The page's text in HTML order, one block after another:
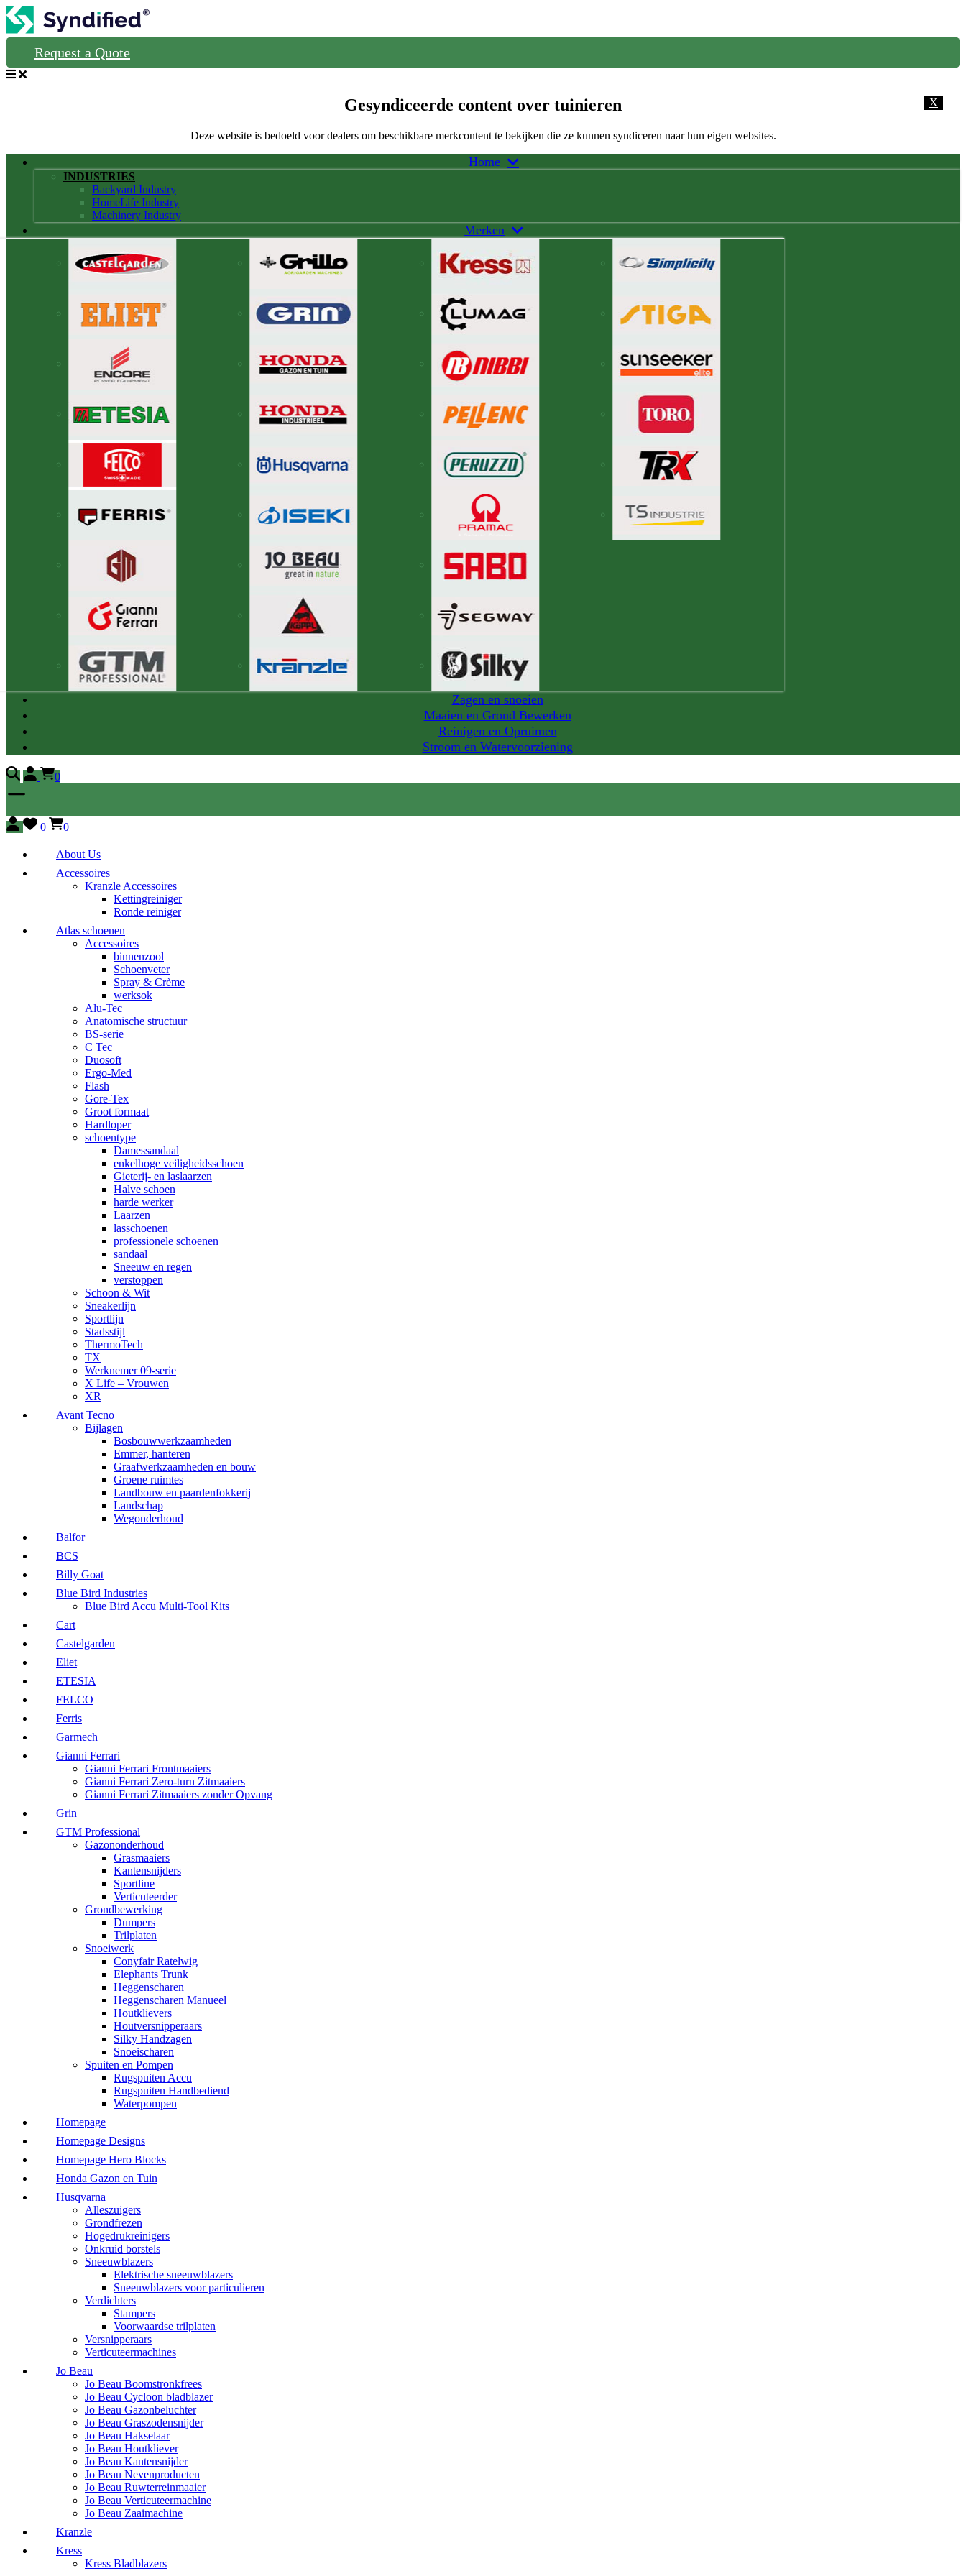
Request a Quote
X
Gesyndiceerde content over tuinieren
Deze website is bedoeld voor dealers om beschikbare merkcontent te bekijken die ze kunnen syndiceren naar hun eigen websites.
Home
INDUSTRIES
Backyard Industry
HomeLife Industry
Machinery Industry
Merken
Zagen en snoeien
Maaien en Grond Bewerken
Reinigen en Opruimen
Stroom en Watervoorziening
0
0 0
About Us
Accessoires
Kranzle Accessoires
Kettingreiniger
Ronde reiniger
Atlas schoenen
Accessoires
binnenzool
Schoenveter
Spray & Crème
werksok
Alu-Tec
Anatomische structuur
BS-serie
C Tec
Duosoft
Ergo-Med
Flash
Gore-Tex
Groot formaat
Hardloper
schoentype
Damessandaal
enkelhoge veiligheidsschoen
Gieterij- en laslaarzen
Halve schoen
harde werker
Laarzen
lasschoenen
professionele schoenen
sandaal
Sneeuw en regen
verstoppen
Schoon & Wit
Sneakerlijn
Sportlijn
Stadsstijl
ThermoTech
TX
Werknemer 09-serie
X Life – Vrouwen
XR
Avant Tecno
Bijlagen
Bosbouwwerkzaamheden
Emmer, hanteren
Graafwerkzaamheden en bouw
Groene ruimtes
Landbouw en paardenfokkerij
Landschap
Wegonderhoud
Balfor
BCS
Billy Goat
Blue Bird Industries
Blue Bird Accu Multi-Tool Kits
Cart
Castelgarden
Eliet
ETESIA
FELCO
Ferris
Garmech
Gianni Ferrari
Gianni Ferrari Frontmaaiers
Gianni Ferrari Zero-turn Zitmaaiers
Gianni Ferrari Zitmaaiers zonder Opvang
Grin
GTM Professional
Gazononderhoud
Grasmaaiers
Kantensnijders
Sportline
Verticuteerder
Grondbewerking
Dumpers
Trilplaten
Snoeiwerk
Conyfair Ratelwig
Elephants Trunk
Heggenscharen
Heggenscharen Manueel
Houtklievers
Houtversnipperaars
Silky Handzagen
Snoeischaren
Spuiten en Pompen
Rugspuiten Accu
Rugspuiten Handbediend
Waterpompen
Homepage
Homepage Designs
Homepage Hero Blocks
Honda Gazon en Tuin
Husqvarna
Alleszuigers
Grondfrezen
Hogedrukreinigers
Onkruid borstels
Sneeuwblazers
Elektrische sneeuwblazers
Sneeuwblazers voor particulieren
Verdichters
Stampers
Voorwaardse trilplaten
Versnipperaars
Verticuteermachines
Jo Beau
Jo Beau Boomstronkfrees
Jo Beau Cycloon bladblazer
Jo Beau Gazonbeluchter
Jo Beau Graszodensnijder
Jo Beau Hakselaar
Jo Beau Houtkliever
Jo Beau Kantensnijder
Jo Beau Nevenproducten
Jo Beau Ruwterreinmaaier
Jo Beau Verticuteermachine
Jo Beau Zaaimachine
Kranzle
Kress
Kress Bladblazers